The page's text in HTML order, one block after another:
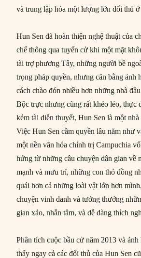
và trung lập hóa một lượng lớn đối thủ ở
Hun Sen đã hoàn thiện nghệ thuật của
chế thông qua tuyển cử khi một mặt
tài trợ phương Tây, những người bề
trọng pháp quyền, nhưng cân bằng ảnh
cách chào đón nhiều hơn những nhà
Bộc trực nhưng cũng rất khéo léo, thực
kém tài diễn thuyết, Hun Sen là một
Việc Hun Sen cầm quyền lâu năm như
một nền văn hóa chính trị Campuchia
hứng từ những câu chuyện dân gian về
mạnh và mưu trí, những con thỏ đồng
quái hơn cả những loài vật lớn hơn
chuyện vinh danh và tưởng thưởng
gian xảo, nhẫn tâm, và dễ dàng thích
Phân tích cuộc bầu cử năm 2013 và
thấy ngay cả các đối thủ của Hun Sen